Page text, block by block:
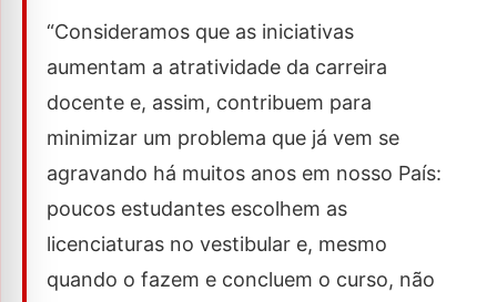
“Consideramos que as iniciativas
aumentam a atratividade da carreira
docente e, assim, contribuem para
minimizar um problema que já vem se
agravando há muitos anos em nosso País:
poucos estudantes escolhem as
licenciaturas no vestibular e, mesmo
quando o fazem e concluem o curso, não